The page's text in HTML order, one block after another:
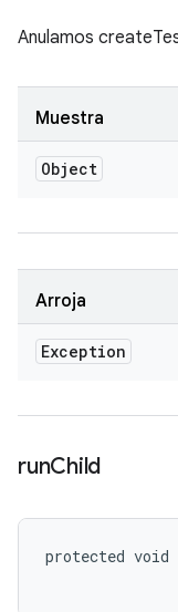
Anulamos
Muestra
Object
Arroja
Exception
runChild
protected void